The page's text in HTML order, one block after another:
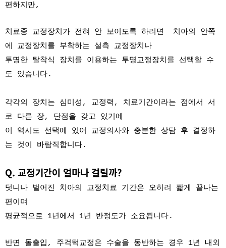
편하지만,
치료중 교정장치가 전혀 안 보이도록 하려면 치아의 안쪽
에 교정장치를 부착하는 설측 교정장치나
투명한 탈착식 장치를 이용하는 투명교정장치를 선택할 수
도 있습니다.
각각의 장치는 심미성, 교정력, 치료기간이라는 점에서 서
로 다른 장, 단점을 갖고 있기에
이 역시도 선택에 있어 교정의사와 충분한 상담 후 결정하
는 것이 바람직합니다.
Q. 교정기간이 얼마나 걸릴까?
덧니나 벌어진 치아의 교정치료 기간은 오히려 짧게 끝나는
편이며
평균적으로 1년에서 1년 반정도가 소요됩니다.
반면 돌출입, 주걱턱교정은 수술을 동반하는 경우 1년 내외